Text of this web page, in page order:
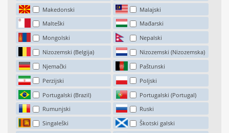
Makedonski
Malajski
Malteški
Mađarski
Mongolski
Nepalski
Nizozemski (Belgija)
Nizozemski (Nizozemska)
Njemački
Paštunski
Perzijski
Poljski
Portugalski (Brazil)
Portugalski (Portugal)
Rumunjski
Ruski
Singaleški
Škotski galski